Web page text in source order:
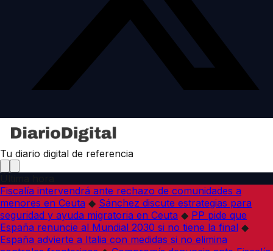
Tu diario digital de referencia
Fiscalía intervendrá ante rechazo de comunidades a
menores en Ceuta ◆ Sánchez discute estrategias para
seguridad y ayuda migratoria en Ceuta ◆ PP pide que
España renuncie al Mundial 2030 si no tiene la final ◆
España advierte a Italia con medidas si no elimina